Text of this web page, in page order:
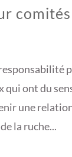
qui ont du
une
la ruche...